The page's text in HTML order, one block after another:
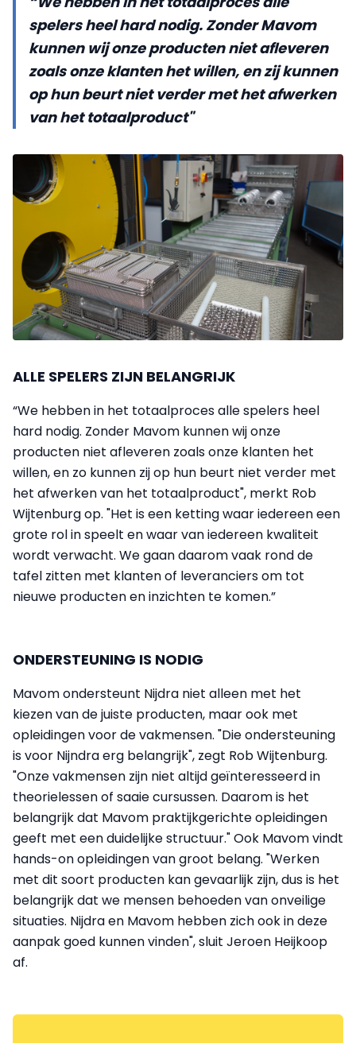
spelers heel hard nodig. Zonder Mavom
kunnen wij onze producten niet afleveren
zoals onze klanten het willen, en zij kunnen
op hun beurt niet verder met het afwerken
van het totaalproduct"
ALLE SPELERS ZIJN BELANGRIJK
“We hebben in het totaalproces alle spelers heel
hard nodig. Zonder Mavom kunnen wij onze
producten niet afleveren zoals onze klanten het
willen, en zo kunnen zij op hun beurt niet verder met
het afwerken van het totaalproduct", merkt Rob
Wijtenburg op. "Het is een ketting waar iedereen een
grote rol in speelt en waar van iedereen kwaliteit
wordt verwacht. We gaan daarom vaak rond de
tafel zitten met klanten of leveranciers om tot
nieuwe producten en inzichten te komen.”
ONDERSTEUNING IS NODIG
Mavom ondersteunt Nijdra niet alleen met het
kiezen van de juiste producten, maar ook met
opleidingen voor de vakmensen. "Die ondersteuning
is voor Nijndra erg belangrijk", zegt Rob Wijtenburg.
"Onze vakmensen zijn niet altijd geïnteresseerd in
theorielessen of saaie cursussen. Daarom is het
belangrijk dat Mavom praktijkgerichte opleidingen
geeft met een duidelijke structuur." Ook Mavom vindt
hands-on opleidingen van groot belang. "Werken
met dit soort producten kan gevaarlijk zijn, dus is het
belangrijk dat we mensen behoeden van onveilige
situaties. Nijdra en Mavom hebben zich ook in deze
aanpak goed kunnen vinden", sluit Jeroen Heijkoop
af.